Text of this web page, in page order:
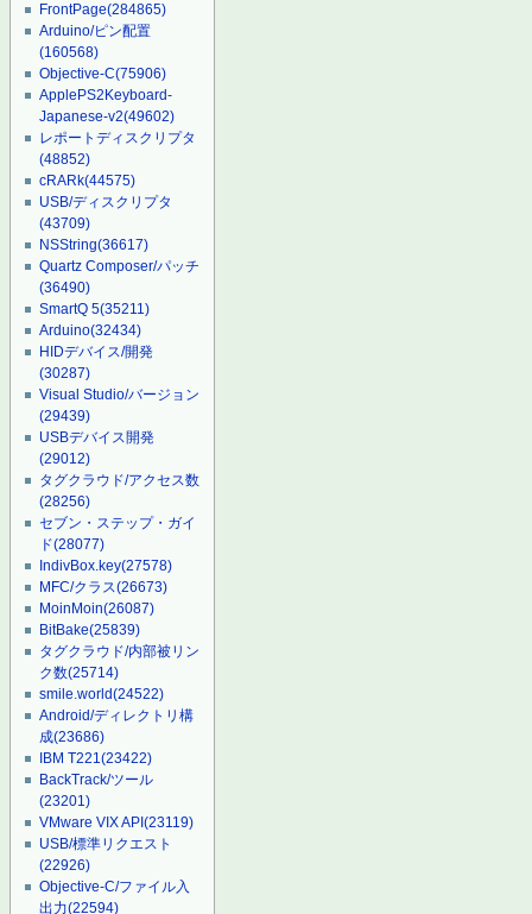
FrontPage(284865)
Arduino/ピン配置
(160568)
Objective-C(75906)
ApplePS2Keyboard-
Japanese-v2(49602)
レポートディスクリプタ
(48852)
cRARk(44575)
USB/ディスクリプタ
(43709)
NSString(36617)
Quartz Composer/パッチ
(36490)
SmartQ 5(35211)
Arduino(32434)
HIDデバイス/開発
(30287)
Visual Studio/バージョン
(29439)
USBデバイス開発
(29012)
タグクラウド/アクセス数
(28256)
セブン・ステップ・ガイ
ド(28077)
IndivBox.key(27578)
MFC/クラス(26673)
MoinMoin(26087)
BitBake(25839)
タグクラウド/内部被リン
ク数(25714)
smile.world(24522)
Android/ディレクトリ構
成(23686)
IBM T221(23422)
BackTrack/ツール
(23201)
VMware VIX API(23119)
USB/標準リクエスト
(22926)
Objective-C/ファイル入
出力(22594)